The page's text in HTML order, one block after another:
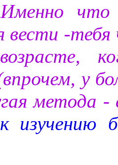
что
вести -
у
метода
изучению